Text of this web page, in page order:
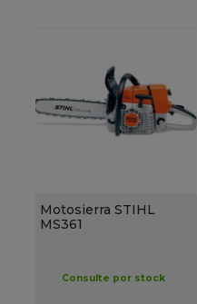
Motosierra STIHL
MS361
Consulte por stock